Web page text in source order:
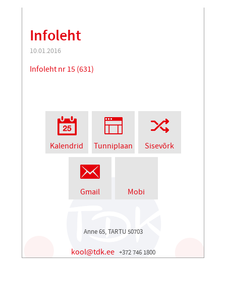
Infoleht
10.01.2016
Infoleht nr 15 (631)
Kalendrid Tunniplaan Sisevõrk
Gmail Mobi
Anne 65, TARTU 50703
kool@tdk.ee +372 746 1800